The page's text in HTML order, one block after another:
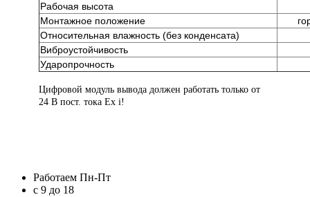
Рабочая высота
Монтажное положение
Относительная влажность (без конденсата)
Виброустойчивость
Ударопрочность
Цифровой модуль вывода должен работать только от
24 В пост. тока Ex i!
Работаем Пн-Пт
c 9 до 18